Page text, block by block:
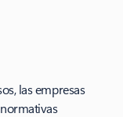
las empresas